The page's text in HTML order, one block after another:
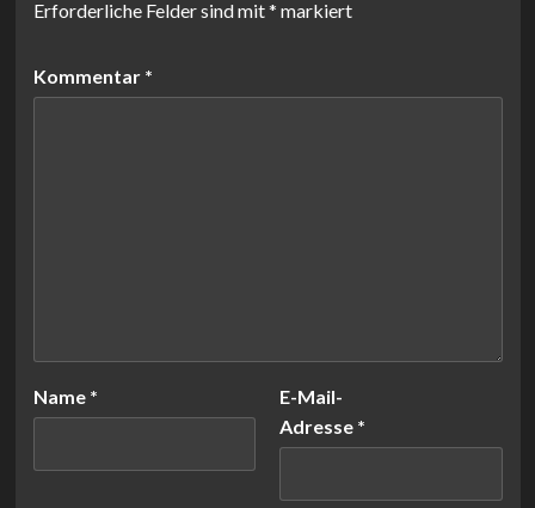
Erforderliche Felder sind mit* markiert
Kommentar *
Name *
E-Mail-
Adresse *